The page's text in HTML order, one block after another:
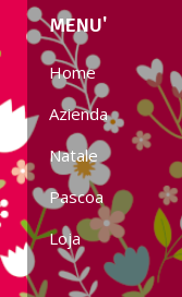
MENU'
Home
Azienda
Natale
Pascoa
Loja